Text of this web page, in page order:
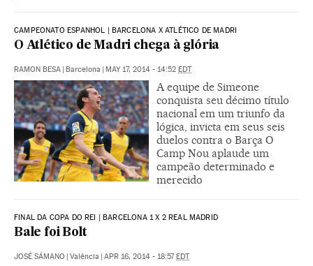
CAMPEONATO ESPANHOL | BARCELONA X ATLÉTICO DE MADRI
O Atlético de Madri chega à glória
RAMON BESA | Barcelona | MAY 17, 2014 - 14:52 EDT
A equipe de Simeone
conquista seu décimo título
nacional em um triunfo da
lógica, invicta em seus seis
duelos contra o Barça O
Camp Nou aplaude um
campeão determinado e
merecido
FINAL DA COPA DO REI | BARCELONA 1 X 2 REAL MADRID
Bale foi Bolt
JOSÉ SÁMANO | Valência | APR 16, 2014 - 18:57EDT